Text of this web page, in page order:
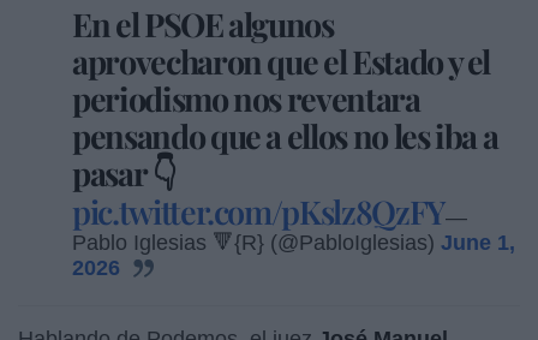
En el PSOE algunos
aprovecharon que el Estado y el
periodismo nos reventara
pensando que a ellos no les iba a
pasar 👇
pic.twitter.com/pKslz8QzFY—
Pablo Iglesias 🔻{R} (@PabloIglesias) June 1,
2026